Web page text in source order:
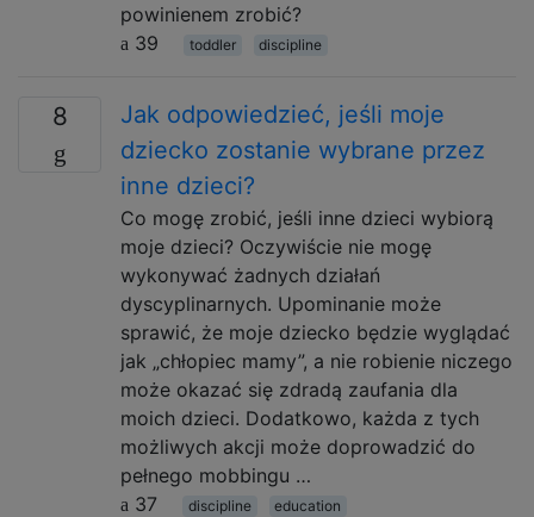
powinienem zrobić?
39
toddler discipline
8
Jak odpowiedzieć, jeśli moje
dziecko zostanie wybrane przez
inne dzieci?
Co mogę zrobić, jeśli inne dzieci wybiorą
moje dzieci? Oczywiście nie mogę
wykonywać żadnych działań
dyscyplinarnych. Upominanie może
sprawić, że moje dziecko będzie wyglądać
jak „chłopiec mamy”, a nie robienie niczego
może okazać się zdradą zaufania dla
moich dzieci. Dodatkowo, każda z tych
możliwych akcji może doprowadzić do
pełnego mobbingu …
37
discipline education